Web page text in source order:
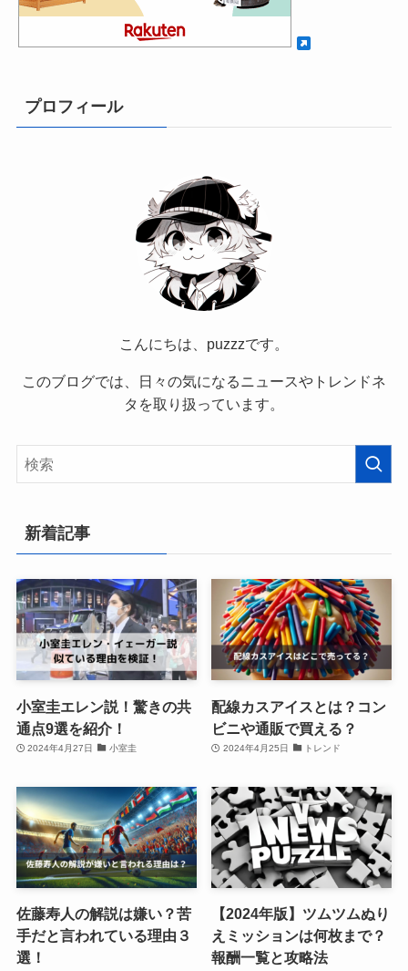
プロフィール
こんにちは、puzzzです。
このブログでは、日々の気になるニュースやトレンドネ
タを取り扱っています。
新着記事
小室圭エレン説！驚きの共
通点9選を紹介！
2024年4月27日 小室圭
配線カスアイスとは？コン
ビニや通販で買える？
2024年4月25日 トレンド
佐藤寿人の解説は嫌い？苦
手だと言われている理由３
選！
【2024年版】ツムツムぬり
えミッションは何枚まで？
報酬一覧と攻略法